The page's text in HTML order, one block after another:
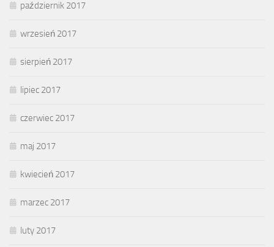
październik 2017
wrzesień 2017
sierpień 2017
lipiec 2017
czerwiec 2017
maj 2017
kwiecień 2017
marzec 2017
luty 2017